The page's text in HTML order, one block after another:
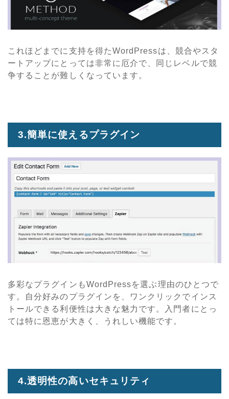
これほどまでに支持を得たWordPressは、競合やスタ
ートアップにとっては非常に厄介で、同じレベルで競
争することが難しくなっています。
3.簡単に使えるプラグイン
多彩なプラグインもWordPressを選ぶ理由のひとつで
す。自分好みのプラグインを、ワンクリックでインス
トールできる利便性は大きな魅力です。入門者にとっ
ては特に恩恵が大きく、うれしい機能です。
4.透明性の高いセキュリティ